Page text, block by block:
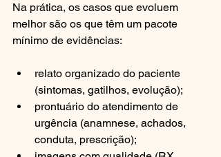
Na prática, os casos que evoluem
melhor são os que têm um pacote
mínimo de evidências:
relato organizado do paciente
(sintomas, gatilhos, evolução);
prontuário do atendimento de
urgência (anamnese, achados,
conduta, prescrição);